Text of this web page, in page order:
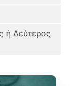
ή Δεύτερος